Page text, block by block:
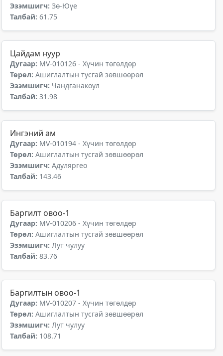
Эзэмшигч: Зө-Юүе
Талбай: 61.75
Цайдам нуур
Дугаар: MV-010126 - Хүчин төгөлдөр
Төрөл: Ашиглалтын тусгай зөвшөөрөл
Эзэмшигч: Чандганакоул
Талбай: 31.98
Ингэний ам
Дугаар: MV-010194 - Хүчин төгөлдөр
Төрөл: Ашиглалтын тусгай зөвшөөрөл
Эзэмшигч: Адуляргео
Талбай: 143.46
Баргилт овоо-1
Дугаар: MV-010206 - Хүчин төгөлдөр
Төрөл: Ашиглалтын тусгай зөвшөөрөл
Эзэмшигч: Лут чулуу
Талбай: 83.76
Баргилтын овоо-1
Дугаар: MV-010207 - Хүчин төгөлдөр
Төрөл: Ашиглалтын тусгай зөвшөөрөл
Эзэмшигч: Лут чулуу
Талбай: 108.71